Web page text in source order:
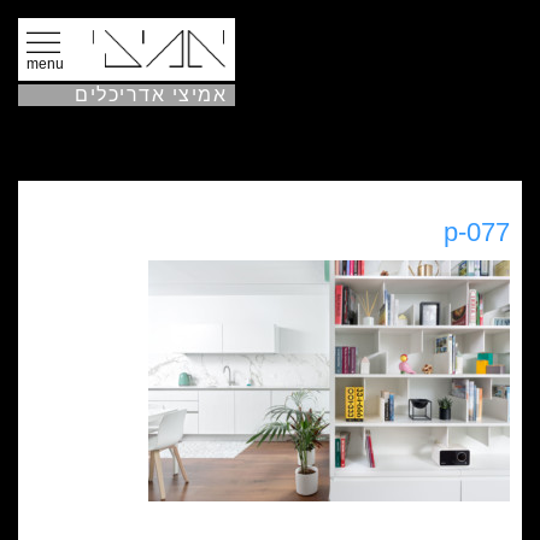
אמיצי אדריכלים
menu
077-p